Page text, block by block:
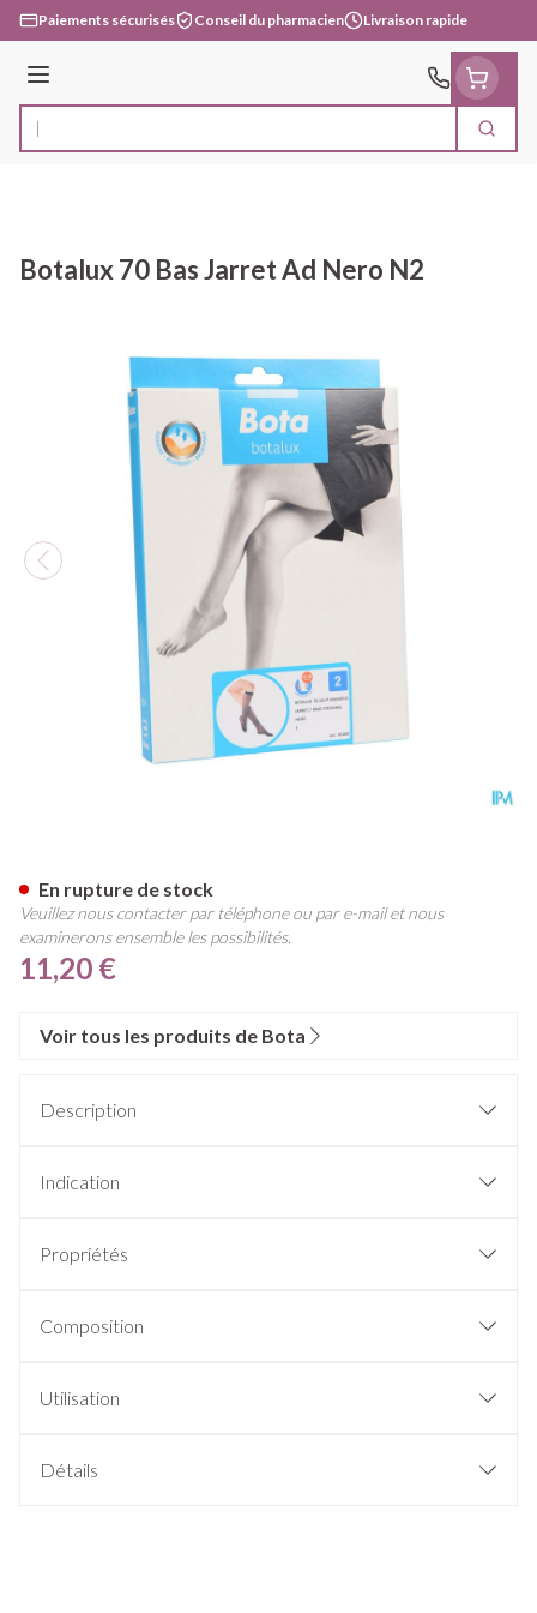
Aller au contenu
Paiements sécurisés Conseil du pharmacien Livraison rapide
Menu
Rechercher
Botalux 70 Bas Jarret Ad Nero N2
11,20 €
En rupture de stock
Veuillez nous contacter par téléphone ou par e-mail et nous
examinerons ensemble les possibilités.
Voir tous les produits de Bota
Description
Indication
Propriétés
Composition
Utilisation
Détails